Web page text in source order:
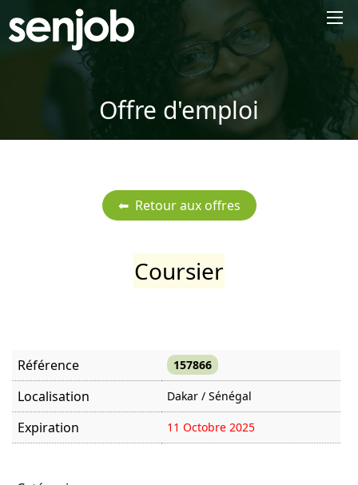
Offre d'emploi
Coursier
Référence 157866
Localisation Dakar / Sénégal
Expiration 11 Octobre 2025